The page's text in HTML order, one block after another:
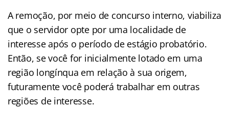
A remoção, por meio de concurso interno, viabiliza
que o servidor opte por uma localidade de
interesse após o período de estágio probatório.
Então, se você for inicialmente lotado em uma
região longínqua em relação à sua origem,
futuramente você poderá trabalhar em outras
regiões de interesse.